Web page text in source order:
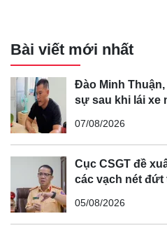
Bài viết mới nhất
Đào Minh
sự sau khi lái xe
07/08/2026
Cục CSGT đề
các vạch nét
05/08/2026